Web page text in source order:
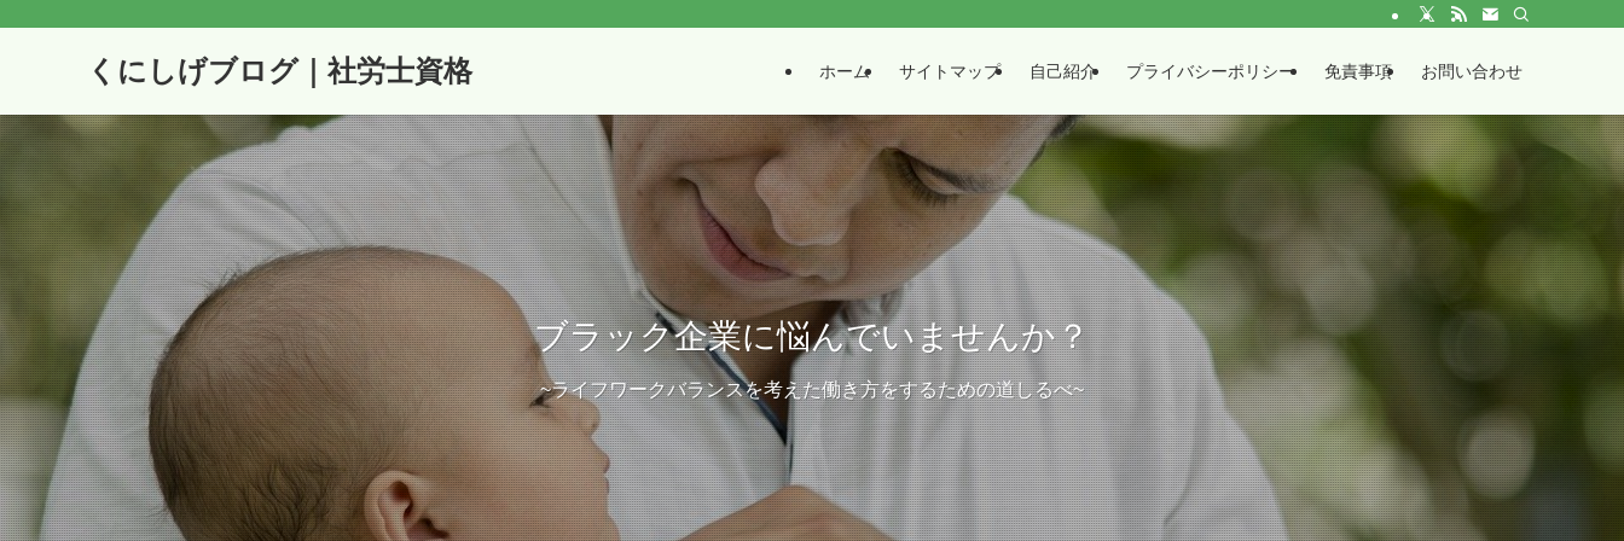
くにしげブログ｜社労士資格 ホーム サイトマップ 自己紹介 プライバシーポリシー 免責事項 お問い合わせ
ブラック企業に悩んでいませんか？
~ライフワークバランスを考えた働き方をするための道しるべ~